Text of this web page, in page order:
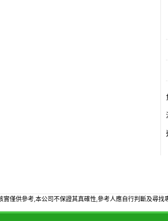
僅供參考,本公司不保證其真確性,參考人應自行判斷及尋找